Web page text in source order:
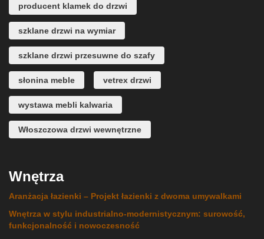
producent klamek do drzwi
szklane drzwi na wymiar
szklane drzwi przesuwne do szafy
słonina meble vetrex drzwi
wystawa mebli kalwaria
Włoszczowa drzwi wewnętrzne
Wnętrza
Aranżacja łazienki – Projekt łazienki z dwoma umywalkami
Wnętrza w stylu industrialno-modernistycznym: surowość,
funkcjonalność i nowoczesność